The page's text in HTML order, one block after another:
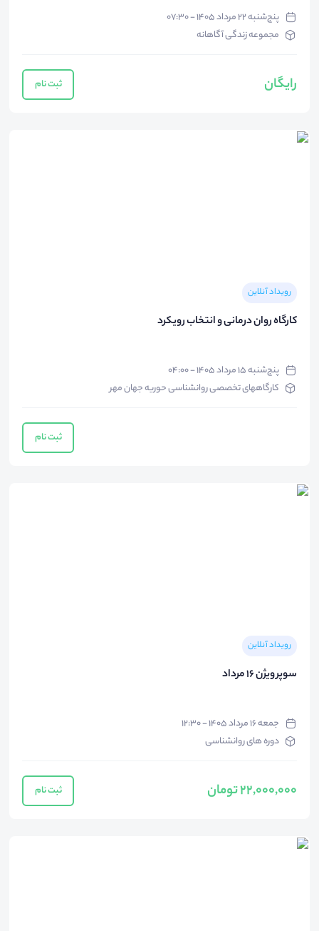
پنج‌شنبه ۲۲ مرداد ۱۴۰۵ - ۰۷:۳۰
مجموعه زندگی آگاهانه
رایگان ثبت نام
رویداد آنلاین
کارگاه روان درمانی و انتخاب رویکرد
پنج‌شنبه ۱۵ مرداد ۱۴۰۵ - ۰۴:۰۰
کارگاههای تخصصی روانشناسی حوریه جهان مهر
ثبت نام
رویداد آنلاین
سوپر ویژن 16 مرداد
جمعه ۱۶ مرداد ۱۴۰۵ - ۱۲:۳۰
دوره های روانشناسی
22,000,000 تومان ثبت نام